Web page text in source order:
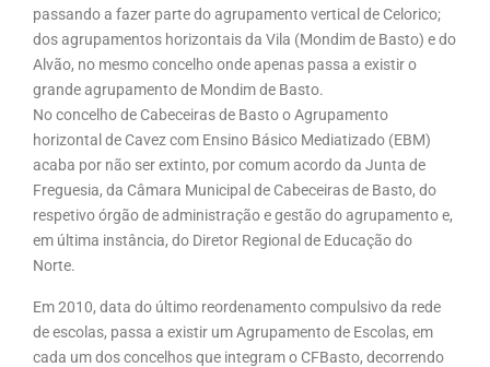
passando a fazer parte do agrupamento vertical de Celorico;
dos agrupamentos horizontais da Vila (Mondim de Basto) e do
Alvão, no mesmo concelho onde apenas passa a existir o
grande agrupamento de Mondim de Basto.
No concelho de Cabeceiras de Basto o Agrupamento
horizontal de Cavez com Ensino Básico Mediatizado (EBM)
acaba por não ser extinto, por comum acordo da Junta de
Freguesia, da Câmara Municipal de Cabeceiras de Basto, do
respetivo órgão de administração e gestão do agrupamento e,
em última instância, do Diretor Regional de Educação do
Norte.
Em 2010, data do último reordenamento compulsivo da rede
de escolas, passa a existir um Agrupamento de Escolas, em
cada um dos concelhos que integram o CFBasto, decorrendo